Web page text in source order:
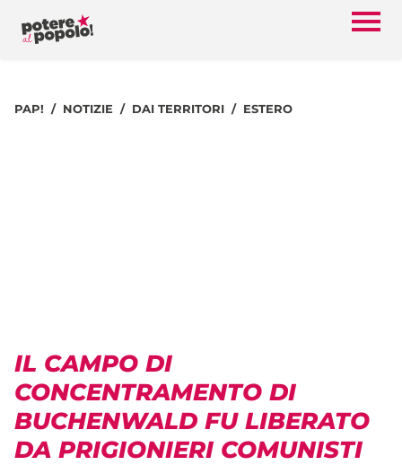
PAP! NOTIZIE DAI TERRITORI ESTERO
IL CAMPO DI
CONCENTRAMENTO DI
BUCHENWALD FU LIBERATO
DA PRIGIONIERI COMUNISTI